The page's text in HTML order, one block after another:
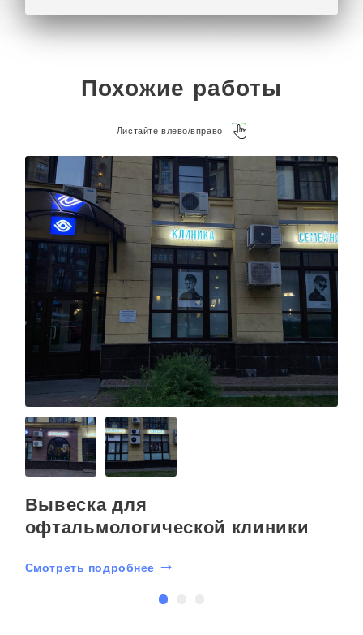
Похожие работы
Листайте влево/вправо
Вывеска для
офтальмологической клиники
Смотреть подробнее